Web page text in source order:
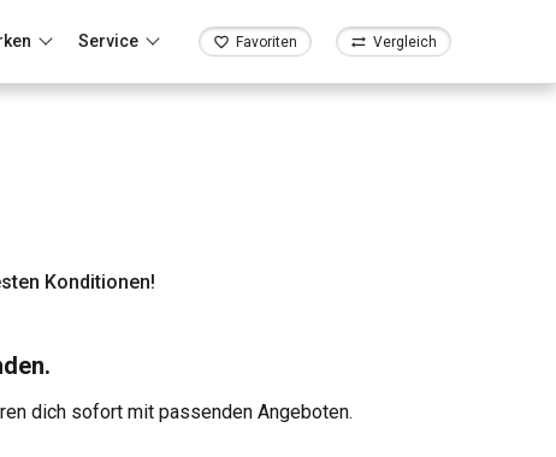
Service Favoriten Vergleich
Konditionen!
dich sofort mit passenden Angeboten.